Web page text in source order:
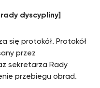
rady dyscypliny]
się protokół. Protokół
przez
sekretarza Rady
przebiegu obrad.